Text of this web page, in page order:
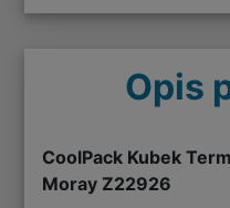
Opis
CoolPack Kubek
Moray Z22926